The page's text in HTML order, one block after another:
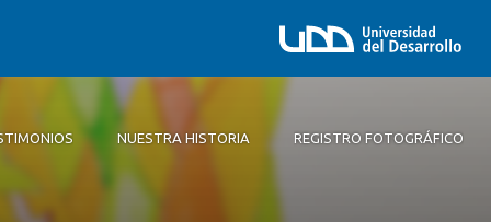
NUESTRA HISTORIA REGISTRO FOTOGRÁFICO